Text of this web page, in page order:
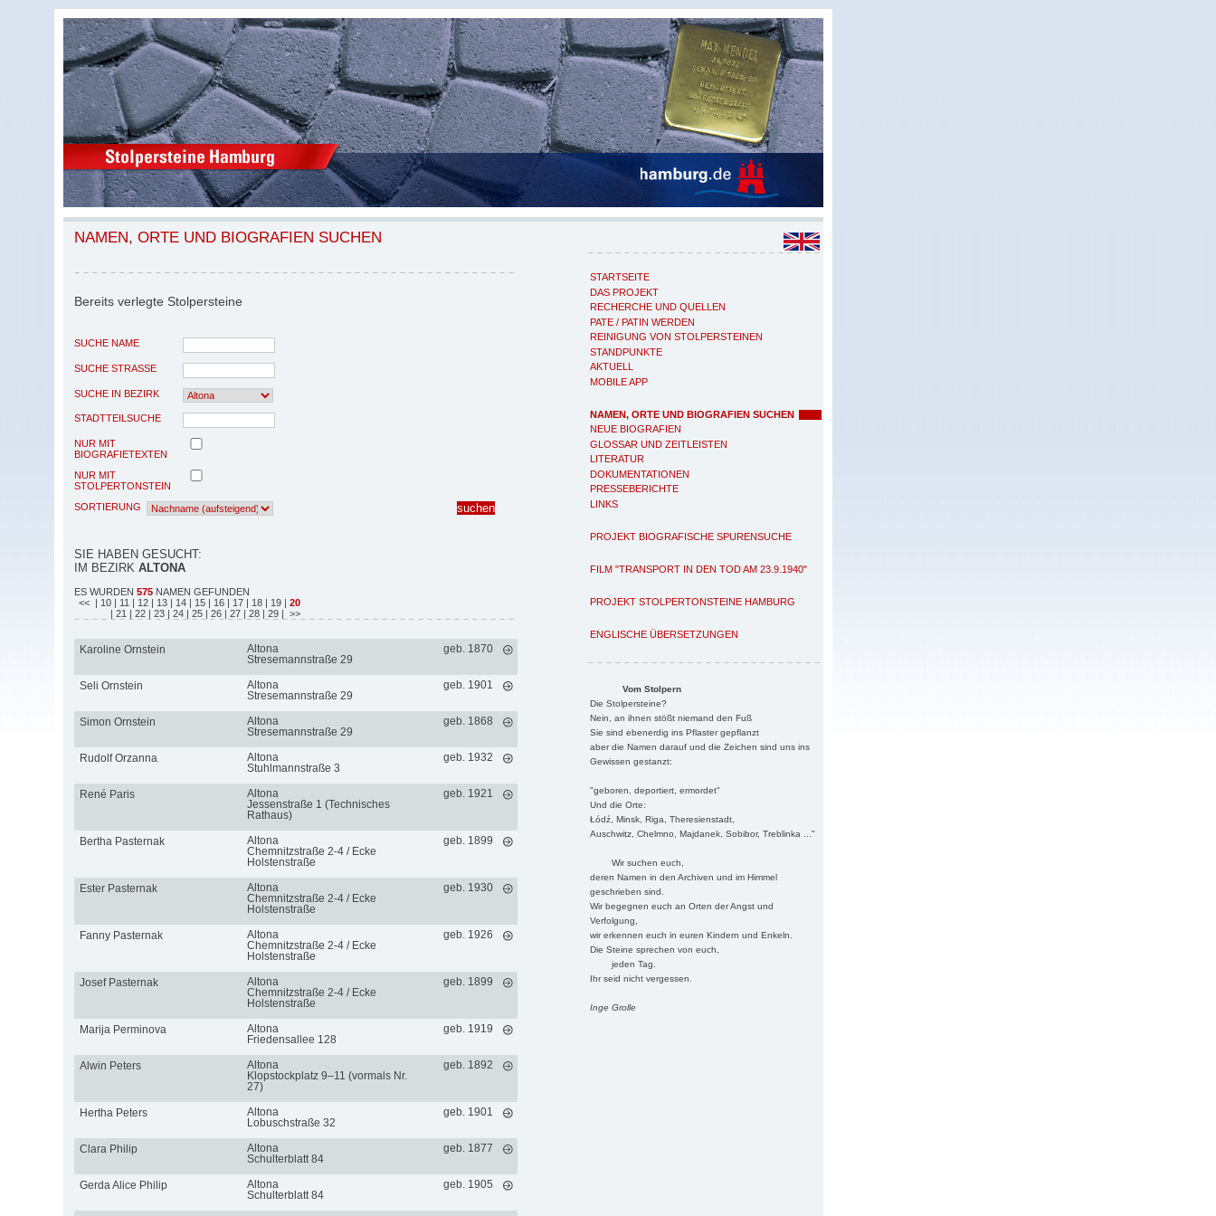
STARTSEITE
DAS PROJEKT
RECHERCHE UND QUELLEN
PATE / PATIN WERDEN
REINIGUNG VON STOLPERSTEINEN
STANDPUNKTE
AKTUELL
MOBILE APP
NAMEN, ORTE UND BIOGRAFIEN SUCHEN
NEUE BIOGRAFIEN
GLOSSAR UND ZEITLEISTEN
LITERATUR
DOKUMENTATIONEN
PRESSEBERICHTE
LINKS
PROJEKT BIOGRAFISCHE SPURENSUCHE
FILM "TRANSPORT IN DEN TOD AM 23.9.1940"
PROJEKT STOLPERTONSTEINE HAMBURG
ENGLISCHE ÜBERSETZUNGEN
Vom Stolpern
Die Stolpersteine?
Nein, an ihnen stößt niemand den Fuß
Sie sind ebenerdig ins Pflaster gepflanzt
aber die Namen darauf und die Zeichen sind uns ins
Gewissen gestanzt:
"geboren, deportiert, ermordet"
Und die Orte:
Łódź, Minsk, Riga, Theresienstadt,
Auschwitz, Chelmno, Majdanek, Sobibor, Treblinka ..."
Wir suchen euch,
deren Namen in den Archiven und im Himmel
geschrieben sind.
Wir begegnen euch an Orten der Angst und
Verfolgung,
wir erkennen euch in euren Kindern und Enkeln.
Die Steine sprechen von euch,
jeden Tag.
Ihr seid nicht vergessen.
Inge Grolle
NAMEN, ORTE UND BIOGRAFIEN SUCHEN
Bereits verlegte Stolpersteine
SUCHE NAME
SUCHE STRASSE
SUCHE IN BEZIRK
STADTTEILSUCHE
NUR MIT
BIOGRAFIETEXTEN
NUR MIT
STOLPERTONSTEIN
SORTIERUNG
SIE HABEN GESUCHT:
IM BEZIRK ALTONA
ES WURDEN 575 NAMEN GEFUNDEN
<< | 10 | 11 | 12 | 13 | 14 | 15 | 16 | 17 | 18 | 19 | 20
| 21 | 22 | 23 | 24 | 25 | 26 | 27 | 28 | 29 | >>
Karoline Ornstein
Altona
Stresemannstraße 29
geb. 1870
Seli Ornstein
Altona
Stresemannstraße 29
geb. 1901
Simon Ornstein
Altona
Stresemannstraße 29
geb. 1868
Rudolf Orzanna
Altona
Stuhlmannstraße 3
geb. 1932
René Paris
Altona
Jessenstraße 1 (Technisches
Rathaus)
geb. 1921
Bertha Pasternak
Altona
Chemnitzstraße 2-4 / Ecke
Holstenstraße
geb. 1899
Ester Pasternak
Altona
Chemnitzstraße 2-4 / Ecke
Holstenstraße
geb. 1930
Fanny Pasternak
Altona
Chemnitzstraße 2-4 / Ecke
Holstenstraße
geb. 1926
Josef Pasternak
Altona
Chemnitzstraße 2-4 / Ecke
Holstenstraße
geb. 1899
Marija Perminova
Altona
Friedensallee 128
geb. 1919
Alwin Peters
Altona
Klopstockplatz 9–11 (vormals Nr.
27)
geb. 1892
Hertha Peters
Altona
Lobuschstraße 32
geb. 1901
Clara Philip
Altona
Schulterblatt 84
geb. 1877
Gerda Alice Philip
Altona
Schulterblatt 84
geb. 1905